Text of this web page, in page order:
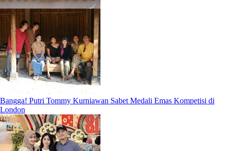
Bangga! Putri Tommy Kurniawan Sabet Medali Emas Kompetisi di
London